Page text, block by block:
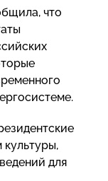
что
для